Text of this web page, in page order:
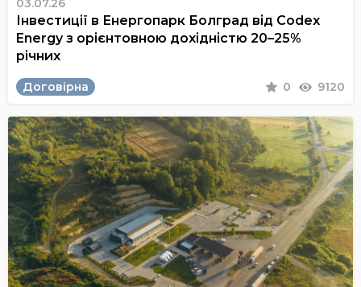
03.07.26
Інвестиції в Енергопарк Болград від Codex
Energy з орієнтовною дохідністю 20–25%
річних
Договірна 0 9120